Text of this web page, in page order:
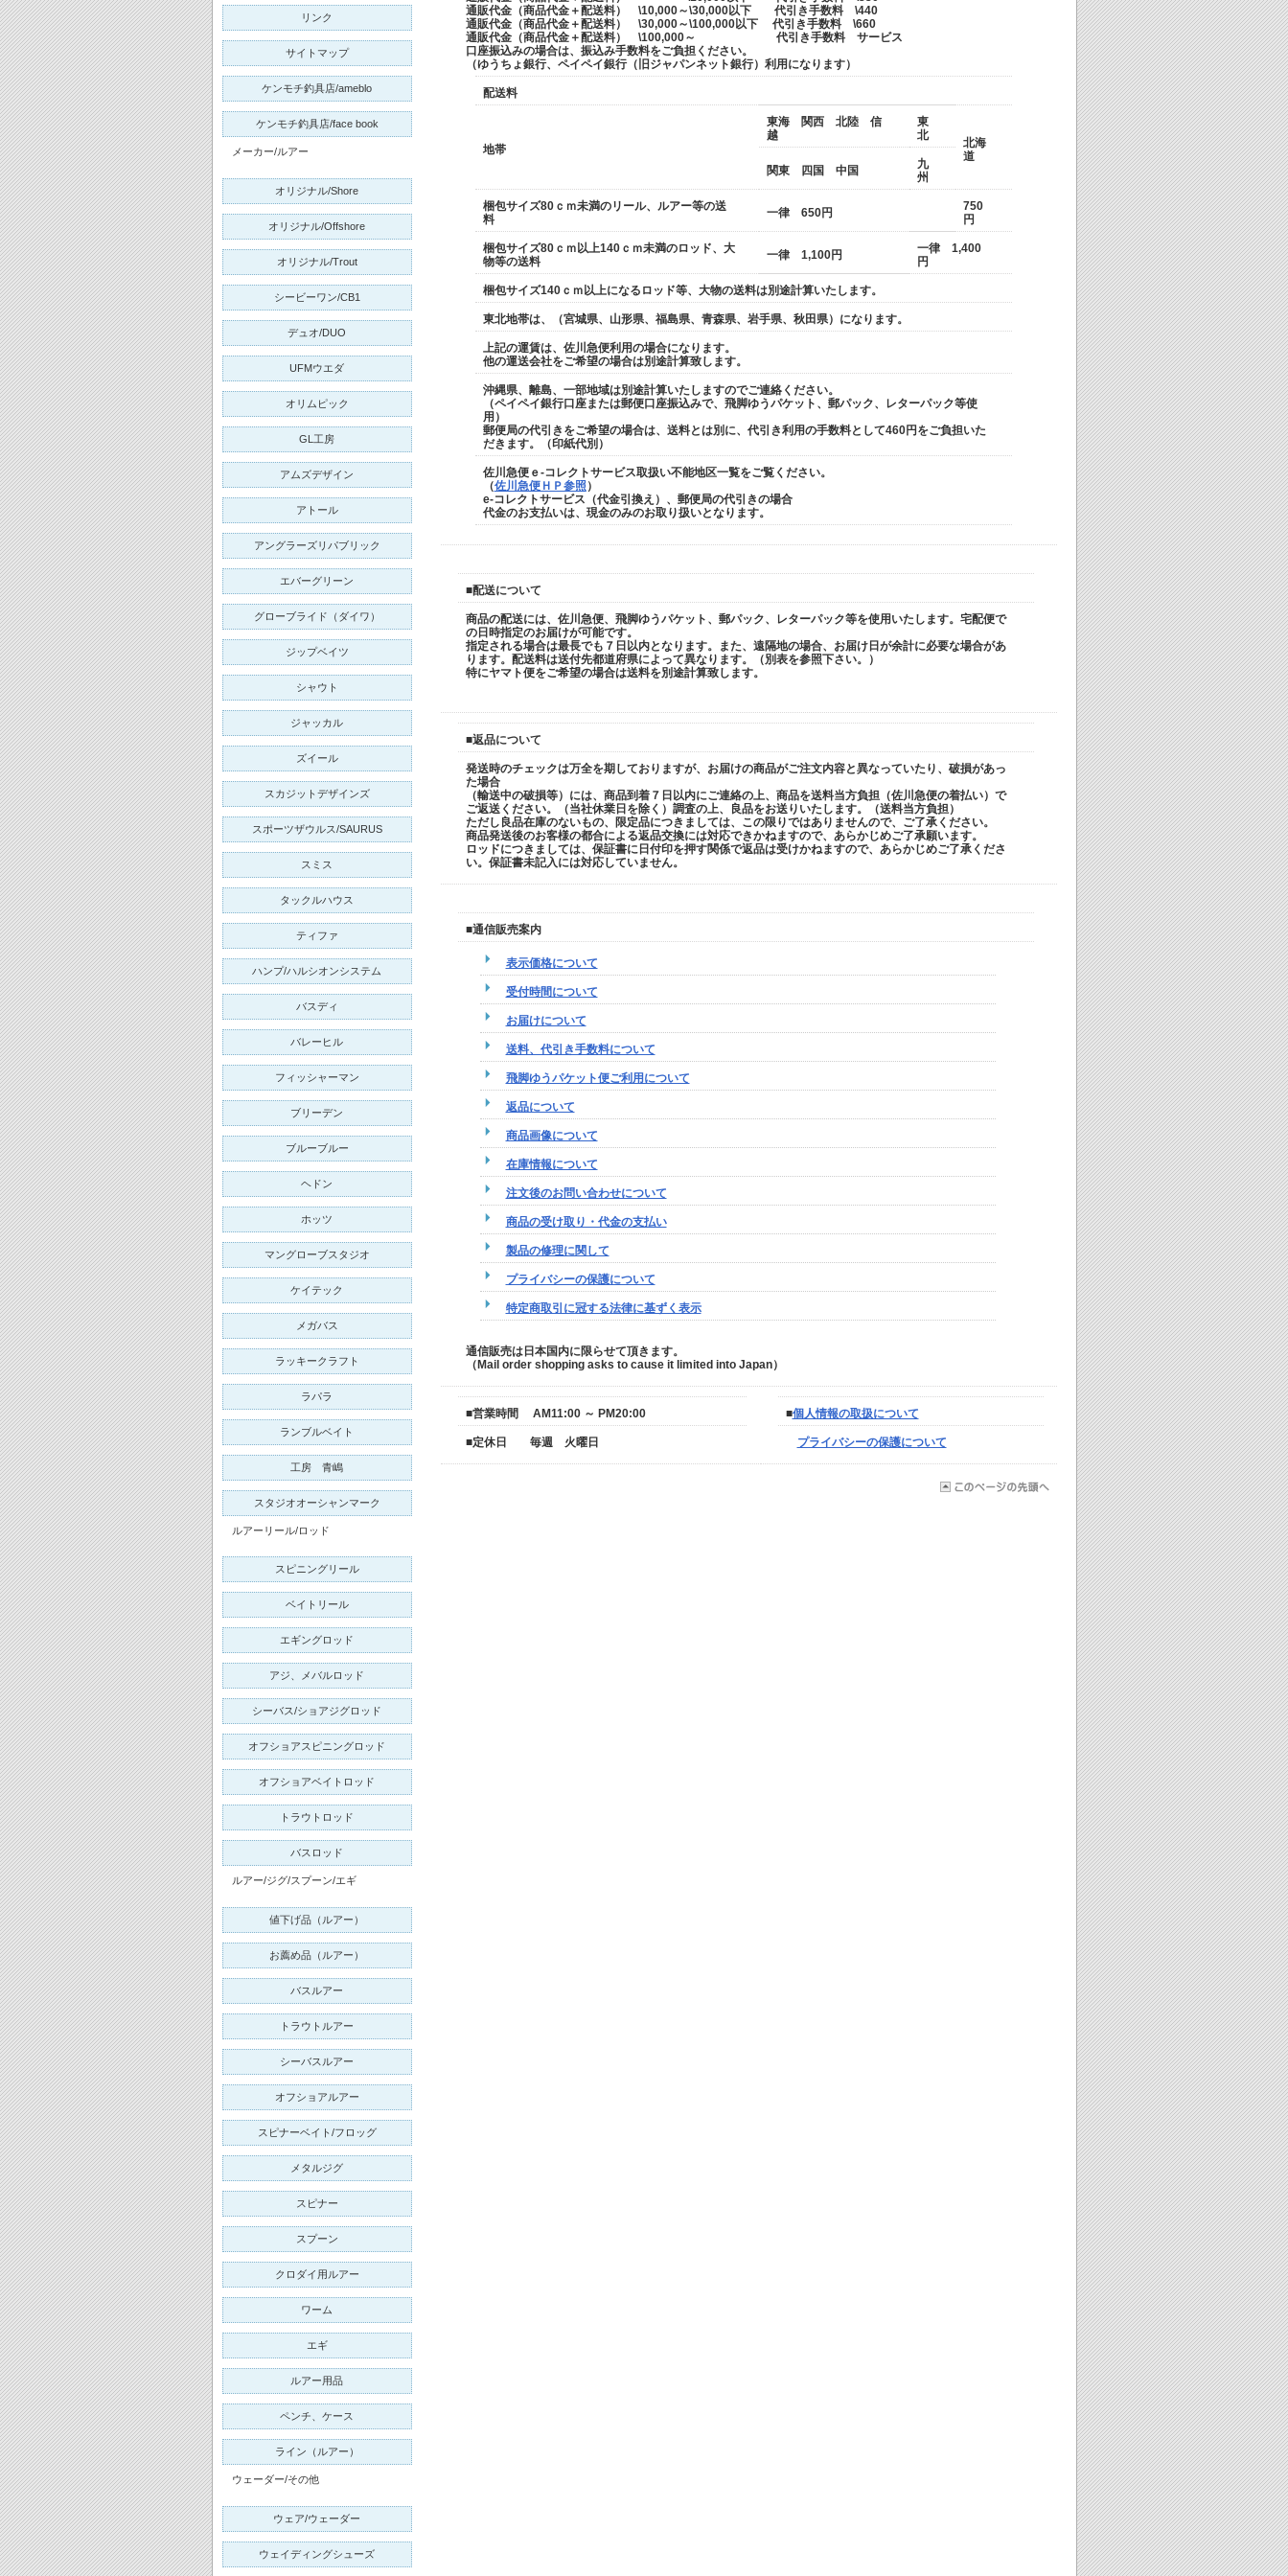
通販代金（商品代金＋配送料） \10,000～\30,000以下 代引き手数料 \440
通販代金（商品代金＋配送料） \30,000～\100,000以下 代引き手数料 \660
通販代金（商品代金＋配送料） \100,000～ 代引き手数料 サービス
口座振込みの場合は、振込み手数料をご負担ください。
（ゆうちょ銀行、ペイペイ銀行（旧ジャパンネット銀行）利用になります）
配送料
地帯
東海 関西 北陸 信
越
東
北
北海
道
関東 四国 中国
九
州
梱包サイズ80ｃｍ未満のリール、ルアー等の送
料
一律 650円
750
円
梱包サイズ80ｃｍ以上140ｃｍ未満のロッド、大
物等の送料
一律 1,100円
一律 1,400
円
梱包サイズ140ｃｍ以上になるロッド等、大物の送料は別途計算いたします。
東北地帯は、（宮城県、山形県、福島県、青森県、岩手県、秋田県）になります。
上記の運賃は、佐川急便利用の場合になります。
他の運送会社をご希望の場合は別途計算致します。
沖縄県、離島、一部地域は別途計算いたしますのでご連絡ください。
（ペイペイ銀行口座または郵便口座振込みで、飛脚ゆうパケット、郵パック、レターパック等使
用）
郵便局の代引きをご希望の場合は、送料とは別に、代引き利用の手数料として460円をご負担いた
だきます。（印紙代別）
佐川急便ｅ-コレクトサービス取扱い不能地区一覧をご覧ください。
（佐川急便ＨＰ参照 ）
e-コレクトサービス（代金引換え）、郵便局の代引きの場合
代金のお支払いは、 現金のみのお取り扱いとなります。
■配送について
商品の配送には、佐川急便、飛脚ゆうパケット、郵パック、レターパック等を使用いたします。宅配便で
の日時指定のお届けが可能です。
指定される場合は最長でも７日以内となります。また、遠隔地の場合、お届け日が余計に必要な場合があ
ります。配送料は送付先都道府県によって異なります。（別表を参照下さい。）
特にヤマト便をご希望の場合は送料を別途計算致します。
■返品について
発送時のチェックは万全を期しておりますが、お届けの商品がご注文内容と異なっていたり、破損があっ
た場合
（輸送中の破損等）には、商品到着７日以内にご連絡の上、商品を送料当方負担（佐川急便の着払い）で
ご返送ください。（当社休業日を除く）調査の上、良品をお送りいたします。（送料当方負担）
ただし良品在庫のないもの、限定品につきましては、この限りではありませんので、ご了承ください。
商品発送後のお客様の都合による返品交換には対応できかねますので、あらかじめご了承願います。
ロッドにつきましては、保証書に日付印を押す関係で返品は受けかねますので、あらかじめご了承くださ
い。保証書未記入には対応していません。
■通信販売案内
表示価格について
受付時間について
お届けについて
送料、代引き手数料について
飛脚ゆうパケット便ご利用について
返品について
商品画像について
在庫情報について
注文後のお問い合わせについて
商品の受け取り・代金の支払い
製品の修理に関して
プライバシーの保護について
特定商取引に冠する法律に基ずく表示
通信販売は日本国内に限らせて頂きます。
（Mail order shopping asks to cause it limited into Japan）
■営業時間 AM11:00 ～ PM20:00
■定休日 毎週 火曜日
■個人情報の取扱について
プライバシーの保護について
リンク
サイトマップ
ケンモチ釣具店/ameblo
ケンモチ釣具店/face book
メーカー/ルアー
オリジナル/Shore
オリジナル/Offshore
オリジナル/Trout
シービーワン/CB1
デュオ/DUO
UFMウエダ
オリムピック
GL工房
アムズデザイン
アトール
アングラーズリパブリック
エバーグリーン
グローブライド（ダイワ）
ジップベイツ
シャウト
ジャッカル
ズイール
スカジットデザインズ
スポーツザウルス/SAURUS
スミス
タックルハウス
ティファ
ハンプ/ハルシオンシステム
バスディ
バレーヒル
フィッシャーマン
ブリーデン
ブルーブルー
ヘドン
ホッツ
マングローブスタジオ
ケイテック
メガバス
ラッキークラフト
ラパラ
ランブルベイト
工房 青嶋
スタジオオーシャンマーク
ルアーリール/ロッド
スピニングリール
ベイトリール
エギングロッド
アジ、メバルロッド
シーバス/ショアジグロッド
オフショアスピニングロッド
オフショアベイトロッド
トラウトロッド
バスロッド
ルアー/ジグ/スプーン/エギ
値下げ品（ルアー）
お薦め品（ルアー）
バスルアー
トラウトルアー
シーバスルアー
オフショアルアー
スピナーベイト/フロッグ
メタルジグ
スピナー
スプーン
クロダイ用ルアー
ワーム
エギ
ルアー用品
ペンチ、ケース
ライン（ルアー）
ウェーダー/その他
ウェア/ウェーダー
ウェイディングシューズ